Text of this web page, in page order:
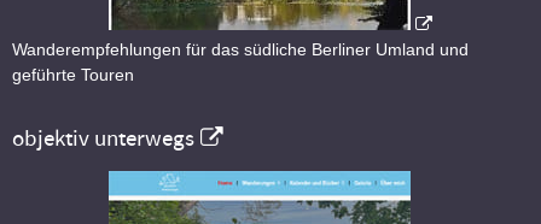
Wanderempfehlungen für das südliche Berliner Umland und
geführte Touren
objektiv unterwegs